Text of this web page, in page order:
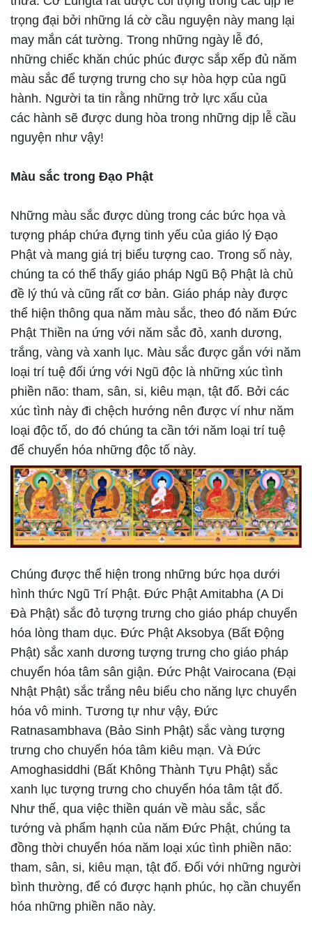
trọng đại bởi những lá cờ cầu nguyện này mang lại
may mắn cát tường. Trong những ngày lễ đó,
những chiếc khăn chúc phúc được sắp xếp đủ năm
màu sắc để tượng trưng cho sự hòa hợp của ngũ
hành. Người ta tin rằng những trở lực xấu của
các hành sẽ được dung hòa trong những dịp lễ cầu
nguyện như vậy!
Màu sắc trong Đạo Phật
Những màu sắc được dùng trong các bức họa và
tượng pháp chứa đựng tinh yếu của giáo lý Đạo
Phật và mang giá trị biểu tượng cao. Trong số này,
chúng ta có thể thấy giáo pháp Ngũ Bộ Phật là chủ
đề lý thú và cũng rất cơ bản. Giáo pháp này được
thể hiện thông qua năm màu sắc, theo đó năm Đức
Phật Thiền na ứng với năm sắc đỏ, xanh dương,
trắng, vàng và xanh lục. Màu sắc được gắn với năm
loại trí tuệ đối ứng với Ngũ độc là những xúc tình
phiền não: tham, sân, si, kiêu mạn, tật đố. Bởi các
xúc tình này đi chệch hướng nên được ví như năm
loại độc tố, do đó chúng ta cần tới năm loại trí tuệ
để chuyển hóa những độc tố này.
Chúng được thể hiện trong những bức họa dưới
hình thức Ngũ Trí Phật. Đức Phật Amitabha (A Di
Đà Phật) sắc đỏ tượng trưng cho giáo pháp chuyển
hóa lòng tham dục. Đức Phật Aksobya (Bất Động
Phật) sắc xanh dương tượng trưng cho giáo pháp
chuyển hóa tâm sân giận. Đức Phật Vairocana (Đại
Nhật Phật) sắc trắng nêu biểu cho năng lực chuyển
hóa vô minh. Tương tự như vậy, Đức
Ratnasambhava (Bảo Sinh Phật) sắc vàng tượng
trưng cho chuyển hóa tâm kiêu mạn. Và Đức
Amoghasiddhi (Bất Không Thành Tựu Phật) sắc
xanh lục tượng trưng cho chuyển hóa tâm tật đố.
Như thế, qua việc thiền quán về màu sắc, sắc
tướng và phẩm hạnh của năm Đức Phật, chúng ta
đồng thời chuyển hóa năm loại xúc tình phiền não:
tham, sân, si, kiêu mạn, tật đố. Đối với những người
bình thường, để có được hạnh phúc, họ cần chuyển
hóa những phiền não này.